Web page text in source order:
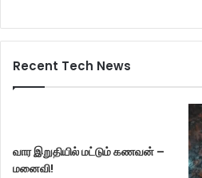
Recent Tech News
வார இறுதியில் மட்டும் கணவன் –
மனைவி!